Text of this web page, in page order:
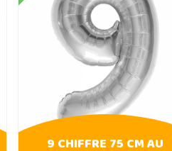
9 CHIFFRE 75 CM AU